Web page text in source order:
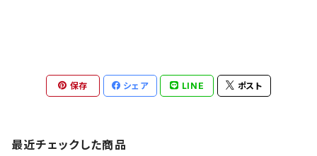
保存 シェア LINE ポスト
最近チェックした商品